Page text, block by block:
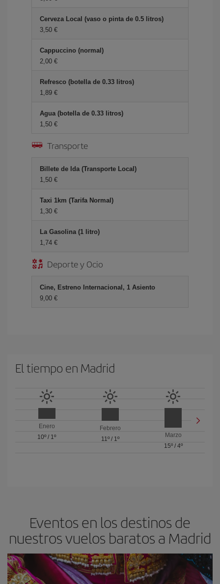
Cerveza Local (vaso o pinta de 0.5 litros)
3,50
Cappuccino (normal)
2,00
Refresco (botella de 0.33 litros)
1,89
Agua (botella de 0.33 litros)
1,50
Transporte
Billete de Ida (Transporte Local)
1,50
Taxi 1km (Tarifa Normal)
1,30
La Gasolina (1 litro)
1,74
Deporte y Ocio
Cine, Estreno Internacional, 1 Asiento
9,00
El tiempo en Madrid
Enero
10º / 1º
Febrero
11º/ 1º
Marzo
15º/ 4º
Eventos en los destinos de
nuestros vuelos baratos a Madrid